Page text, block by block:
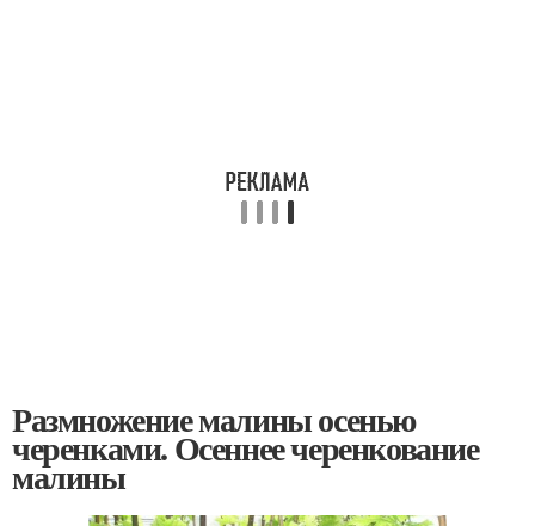
Размножение малины осенью
черенками. Осеннее черенкование
малины